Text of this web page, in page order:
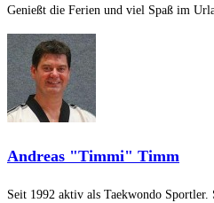
Genießt die Ferien und viel Spaß im
Andreas "Timmi" Timm
Seit 1992 aktiv als Taekwondo